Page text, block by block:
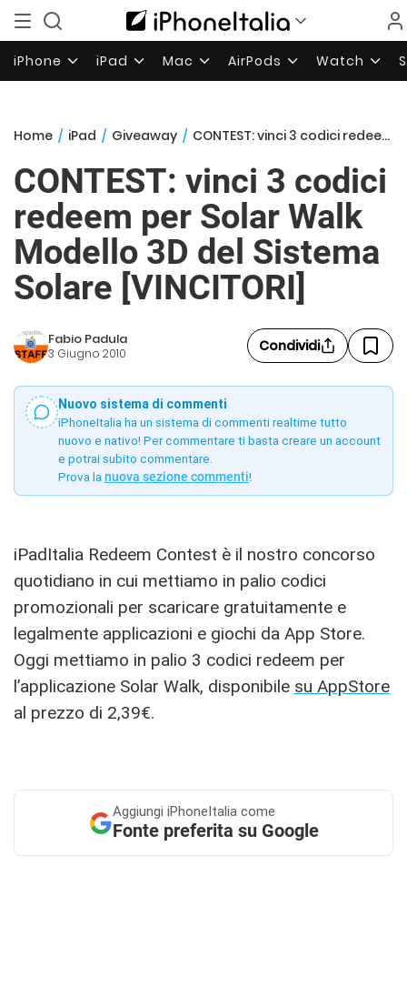
iPhone iPad Mac AirPods Watch
Home / iPad / Giveaway / CONTEST: vinci 3 codici redeem per Solar Walk Modello 3D del Sistema Solare [VINCITORI]
CONTEST: vinci 3 codici
redeem per Solar Walk
Modello 3D del Sistema
Solare [VINCITORI]
Fabio Padula
3 Giugno 2010 Condividi
Nuovo sistema di commenti
iPhoneItalia ha un sistema di commenti realtime tutto
nuovo e nativo! Per commentare ti basta creare un account
e potrai subito commentare.
Prova la nuova sezione commenti!
iPadItalia Redeem Contest è il nostro concorso
quotidiano in cui mettiamo in palio codici
promozionali per scaricare gratuitamente e
legalmente applicazioni e giochi da App Store.
Oggi mettiamo in palio 3 codici redeem per
l’applicazione Solar Walk, disponibile su AppStore
al prezzo di 2,39€.
Aggiungi iPhoneItalia come
Fonte preferita su Google